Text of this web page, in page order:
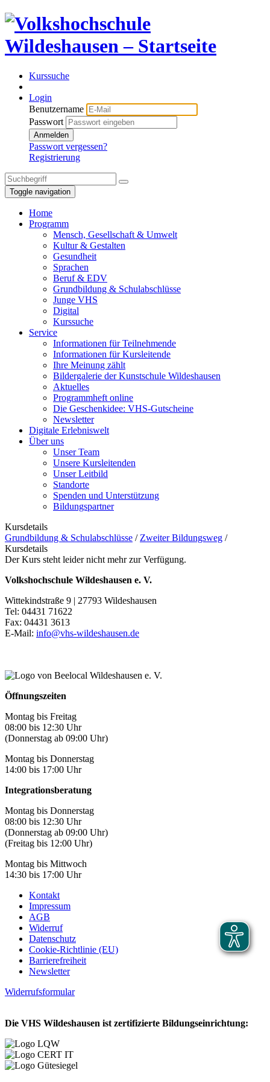
Kurssuche
Login
Benutzername
Passwort
Anmelden
Passwort vergessen?
Registrierung
Toggle navigation
Home
Programm
Mensch, Gesellschaft & Umwelt
Kultur & Gestalten
Gesundheit
Sprachen
Beruf & EDV
Grundbildung & Schulabschlüsse
Junge VHS
Digital
Kurssuche
Service
Informationen für Teilnehmende
Informationen für Kursleitende
Ihre Meinung zählt
Bildergalerie der Kunstschule Wildeshausen
Aktuelles
Programmheft online
Die Geschenkidee: VHS-Gutscheine
Newsletter
Digitale Erlebniswelt
Über uns
Unser Team
Unsere Kursleitenden
Unser Leitbild
Standorte
Spenden und Unterstützung
Bildungspartner
Kursdetails
Grundbildung & Schulabschlüsse / Zweiter Bildungsweg /
Kursdetails
Der Kurs steht leider nicht mehr zur Verfügung.
Volkshochschule Wildeshausen e. V.
Wittekindstraße 9 | 27793 Wildeshausen
Tel: 04431 71622
Fax: 04431 3613
E-Mail: info@vhs-wildeshausen.de
Öffnungszeiten
Montag bis Freitag
08:00 bis 12:30 Uhr
(Donnerstag ab 09:00 Uhr)
Montag bis Donnerstag
14:00 bis 17:00 Uhr
Integrationsberatung
Montag bis Donnerstag
08:00 bis 12:30 Uhr
(Donnerstag ab 09:00 Uhr)
(Freitag bis 12:00 Uhr)
Montag bis Mittwoch
14:30 bis 17:00 Uhr
Kontakt
Impressum
AGB
Widerruf
Datenschutz
Cookie-Richtlinie (EU)
Barrierefreiheit
Newsletter
Widerrufsformular
Die VHS Wildeshausen ist zertifizierte Bildungseinrichtung: